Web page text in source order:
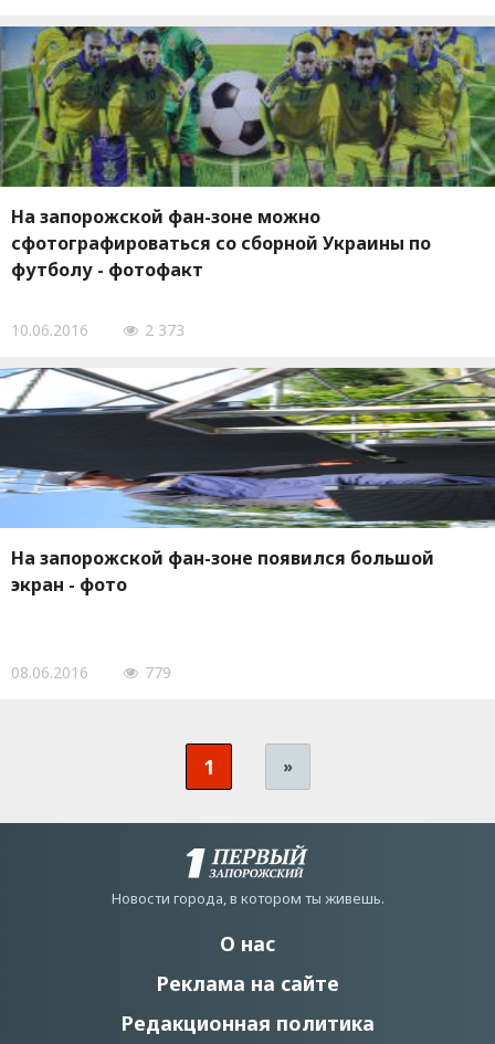
На запорожской фан-зоне можно
сфотографироваться со сборной Украины по
футболу - фотофакт
10.06.2016 2 373
На запорожской фан-зоне появился большой
экран - фото
08.06.2016 779
1 »
Новости города, в котором ты живешь.
О нас
Реклама на сайте
Редакционная политика